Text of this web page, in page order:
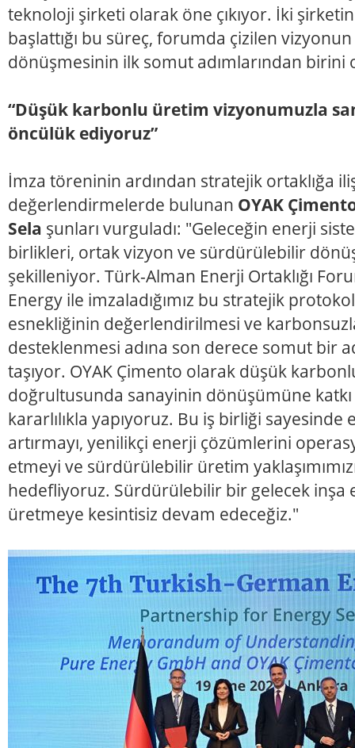
teknoloji şirketi olarak öne çıkıyor. İki
başlattığı bu süreç, forumda çizilen
dönüşmesinin ilk somut adımlarından
“Düşük karbonlu üretim vizyonumuzla
öncülük ediyoruz”
İmza töreninin ardından stratejik ortaklığa
değerlendirmelerde bulunan OYAK
Sela şunları vurguladı: "Geleceğin enerji
birlikleri, ortak vizyon ve sürdürülebilir
şekilleniyor. Türk-Alman Enerji Ortaklığı
Energy ile imzaladığımız bu stratejik
esnekliğinin değerlendirilmesi ve
desteklenmesi adına son derece somut bir
taşıyor. OYAK Çimento olarak düşük
doğrultusunda sanayinin dönüşümüne
kararlılıkla yapıyoruz. Bu iş birliği
artırmayı, yenilikçi enerji çözümlerini
etmeyi ve sürdürülebilir üretim
hedefliyoruz. Sürdürülebilir bir gelecek inşa
üretmeye kesintisiz devam edeceğiz."